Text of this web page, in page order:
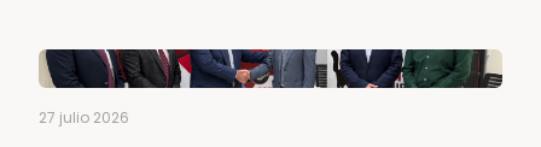
27 julio 2026